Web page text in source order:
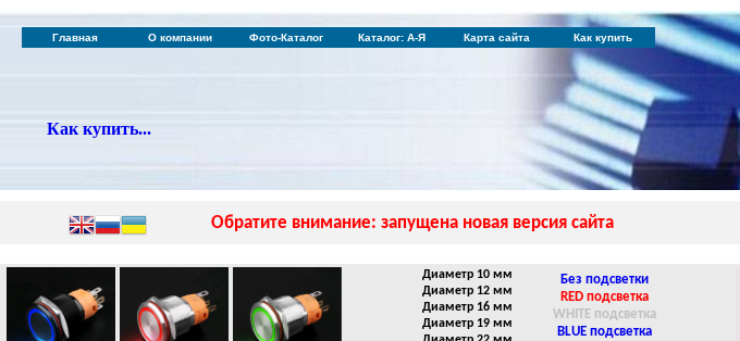
Главная О компании Фото-Каталог Каталог: А-Я Карта сайта Как купить
Как купить...
Обратите внимание: запущена новая версия сайта
Диаметр 10 мм
Диаметр 12 мм
Диаметр 16 мм
Диаметр 19 мм
Без подсветки
RED подсветка
WHITE подсветка
BLUE подсветка